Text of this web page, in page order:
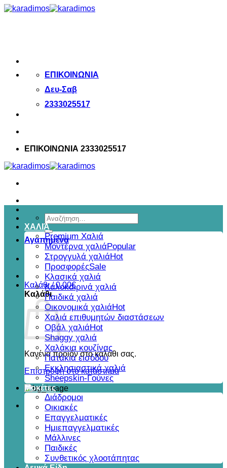
Μετάβαση
ΕΠΙΚΟΙΝΩΝΙΑ
Δευ-Σαβ
2333025517
ΕΠΙΚΟΙΝΩΝΙΑ 2333025517
Αναζήτηση
για:
Αγαπημένα
Καλάθι /0,00€
Καλάθι
Κανένα προϊόν στο καλάθι σας.
Επιστροφή στο κατάστημα
ΧΑΛΙΆ
Premium Χαλιά
Μοντέρνα χαλιά
Στρογγυλά χαλιά
Προσφορές
Κλασικά χαλιά
Καλοκαιρινά χαλιά
Παιδικά χαλιά
Οικονομικά χαλιά
Χαλιά επιθυμητών διαστάσεων
Οβάλ χαλιά
Shaggy χαλιά
Χαλάκια κουζίνας
Πατάκια εισόδου
Εκκλησιαστικά χαλιά
Sheepskin-Γούνες
Μοκέτες
Διάδρομοι
Οικιακές
Επαγγελματικές
Ημιεπαγγελματικές
Μάλλινες
Παιδικές
Συνθετικός χλοοτάπητας